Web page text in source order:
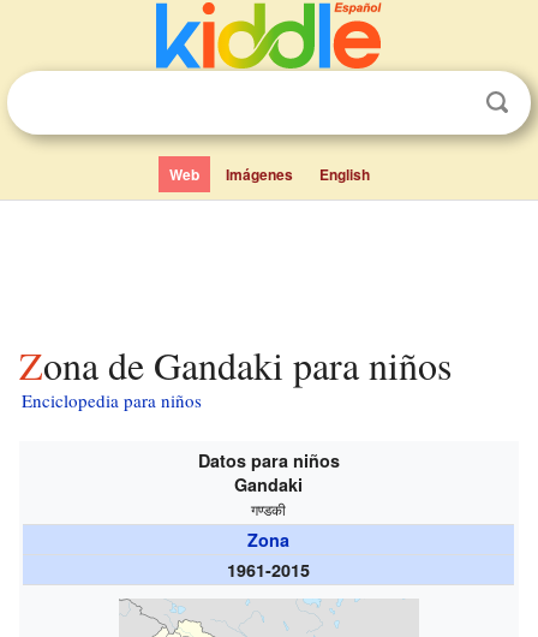
Web Imágenes English
Zona de Gandaki para niños
Enciclopedia para niños
Datos para niños
Gandaki
गण्डकी
Zona
1961-2015